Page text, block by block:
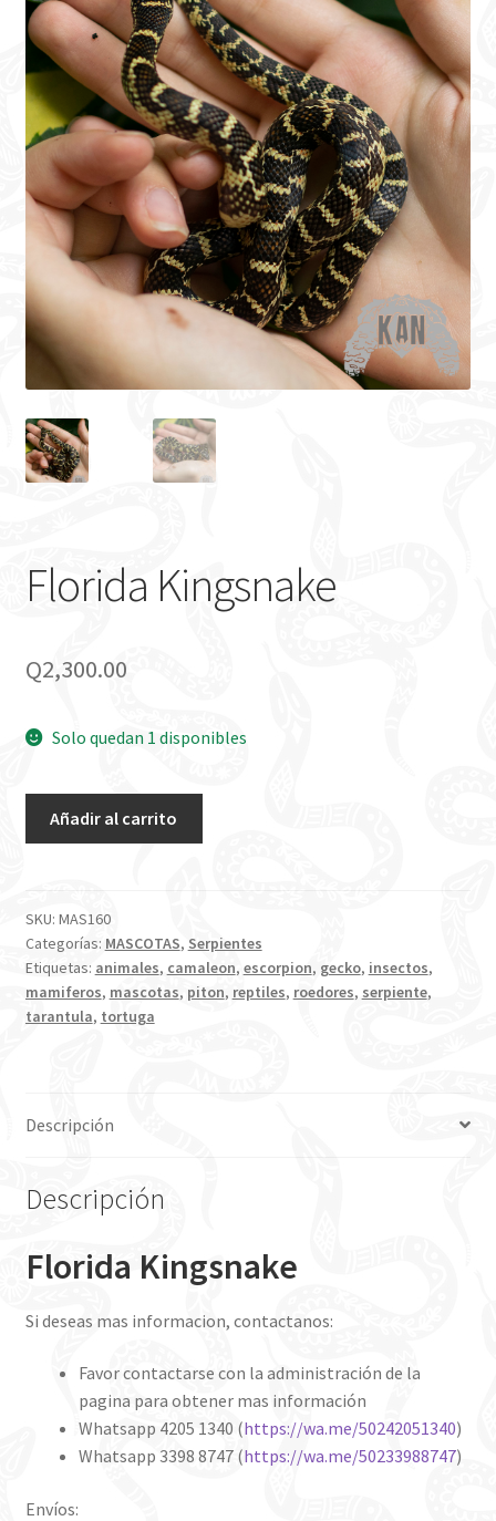
Florida Kingsnake
Q2,300.00
Solo quedan 1 disponibles
Añadir al carrito
SKU: MAS160
Categorías: MASCOTAS, Serpientes
Etiquetas: animales, camaleon, escorpion, gecko, insectos,
mamiferos, mascotas, piton, reptiles, roedores, serpiente,
tarantula, tortuga
Descripción
Descripción
Florida Kingsnake
Si deseas mas informacion, contactanos:
Favor contactarse con la administración de la
pagina para obtener mas información
Whatsapp 4205 1340 (https://wa.me/50242051340)
Whatsapp 3398 8747 (https://wa.me/50233988747)
Envíos: